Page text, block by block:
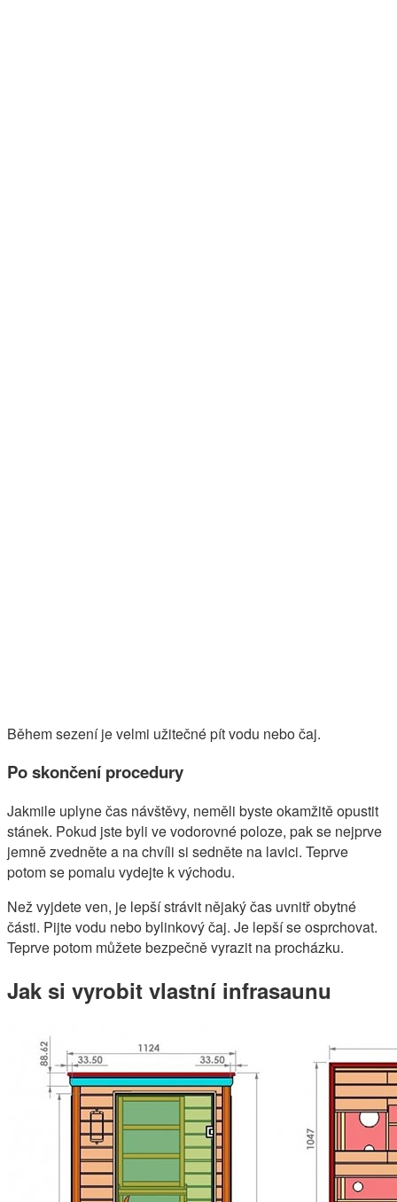
Během sezení je velmi užitečné pít vodu nebo čaj.
Po skončení procedury
Jakmile uplyne čas návštěvy, neměli byste okamžitě opustit
stánek. Pokud jste byli ve vodorovné poloze, pak se nejprve
jemně zvedněte a na chvíli si sedněte na lavici. Teprve
potom se pomalu vydejte k východu.
Než vyjdete ven, je lepší strávit nějaký čas uvnitř obytné
části. Pijte vodu nebo bylinkový čaj. Je lepší se osprchovat.
Teprve potom můžete bezpečně vyrazit na procházku.
Jak si vyrobit vlastní infrasaunu